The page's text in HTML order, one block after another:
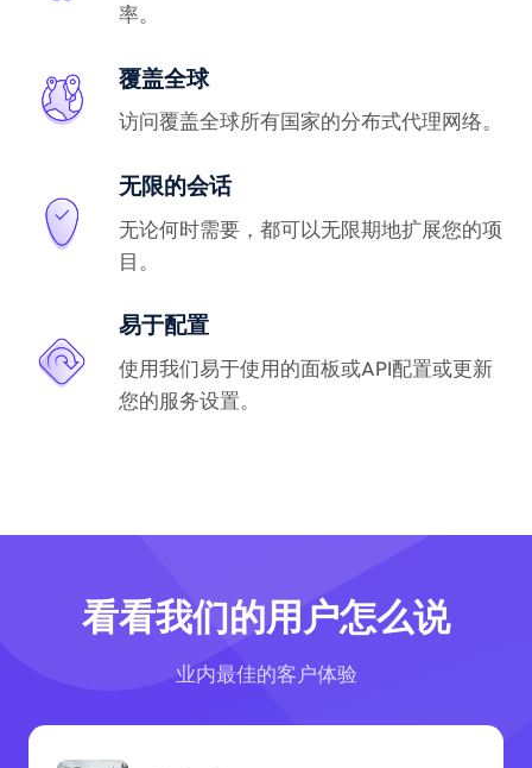
率。
覆盖全球
访问覆盖全球所有国家的分布式代理网络。
无限的会话
无论何时需要，都可以无限期地扩展您的项
目。
易于配置
使用我们易于使用的面板或API配置或更新
您的服务设置。
看看我们的用户怎么说
业内最佳的客户体验